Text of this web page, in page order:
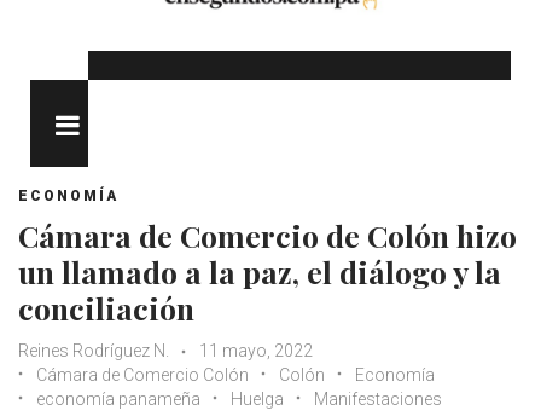
ECONOMÍA
Cámara de Comercio de Colón hizo
un llamado a la paz, el diálogo y la
conciliación
Reines Rodríguez N.
11 mayo, 2022
Cámara de Comercio Colón
Colón
Economía
economía panameña
Huelga
Manifestaciones